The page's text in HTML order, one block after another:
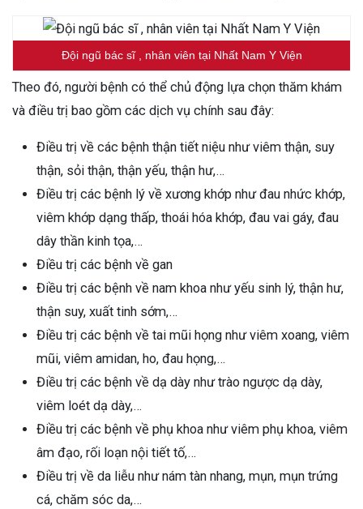
Đội ngũ bác sĩ , nhân viên tại Nhất Nam Y Viện
Theo đó, người bệnh có thể chủ động lựa chọn thăm khám
và điều trị bao gồm các dịch vụ chính sau đây:
Điều trị về các bệnh thận tiết niệu như viêm thận, suy
thận, sỏi thận, thận yếu, thận hư,…
Điều trị các bệnh lý về xương khớp như đau nhức khớp,
viêm khớp dạng thấp, thoái hóa khớp, đau vai gáy, đau
dây thần kinh tọa,…
Điều trị các bệnh về gan
Điều trị các bệnh về nam khoa như yếu sinh lý, thận hư,
thận suy, xuất tinh sớm,…
Điều trị các bệnh về tai mũi họng như viêm xoang, viêm
mũi, viêm amidan, ho, đau họng,…
Điều trị các bệnh về dạ dày như trào ngược dạ dày,
viêm loét dạ dày,…
Điều trị các bệnh về phụ khoa như viêm phụ khoa, viêm
âm đạo, rối loạn nội tiết tố,…
Điều trị về da liễu như nám tàn nhang, mụn, mụn trứng
cá, chăm sóc da,…